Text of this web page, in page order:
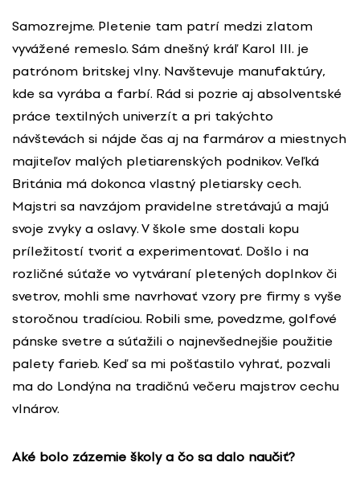
Samozrejme. Pletenie tam patrí medzi zlatom
vyvážené remeslo. Sám dnešný kráľ Karol III. je
patrónom britskej vlny. Navštevuje manufaktúry,
kde sa vyrába a farbí. Rád si pozrie aj absolventské
práce textilných univerzít a pri takýchto
návštevách si nájde čas aj na farmárov a miestnych
majiteľov malých pletiarenských podnikov. Veľká
Británia má dokonca vlastný pletiarsky cech.
Majstri sa navzájom pravidelne stretávajú a majú
svoje zvyky a oslavy. V škole sme dostali kopu
príležitostí tvoriť a experimentovať. Došlo i na
rozličné súťaže vo vytváraní pletených doplnkov či
svetrov, mohli sme navrhovať vzory pre firmy s vyše
storočnou tradíciou. Robili sme, povedzme, golfové
pánske svetre a súťažili o najnevšednejšie použitie
palety farieb. Keď sa mi pošťastilo vyhrať, pozvali
ma do Londýna na tradičnú večeru majstrov cechu
vlnárov.
Aké bolo zázemie školy a čo sa dalo naučiť?